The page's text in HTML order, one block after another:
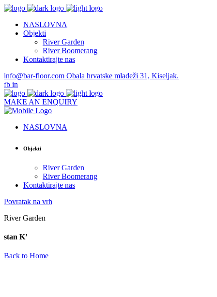
NASLOVNA
Objekti
River Garden
River Boomerang
Kontaktirajte nas
info@bar-floor.com Obala hrvatske mladeži 31, Kiseljak.
fb in
MAKE AN ENQUIRY
NASLOVNA
Objekti
River Garden
River Boomerang
Kontaktirajte nas
Povratak na vrh
River Garden
stan K’
Back to Home